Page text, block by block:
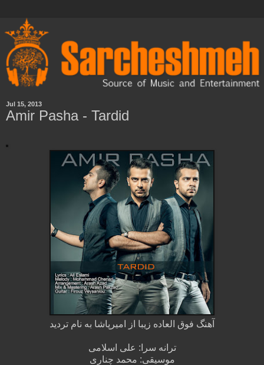
Jul 15, 2013
Amir Pasha - Tardid
آهنگ فوق العاده زیبا از امیرپاشا به نام تردید
ترانه سرا: علی اسلامی
موسیقی: محمد چناری